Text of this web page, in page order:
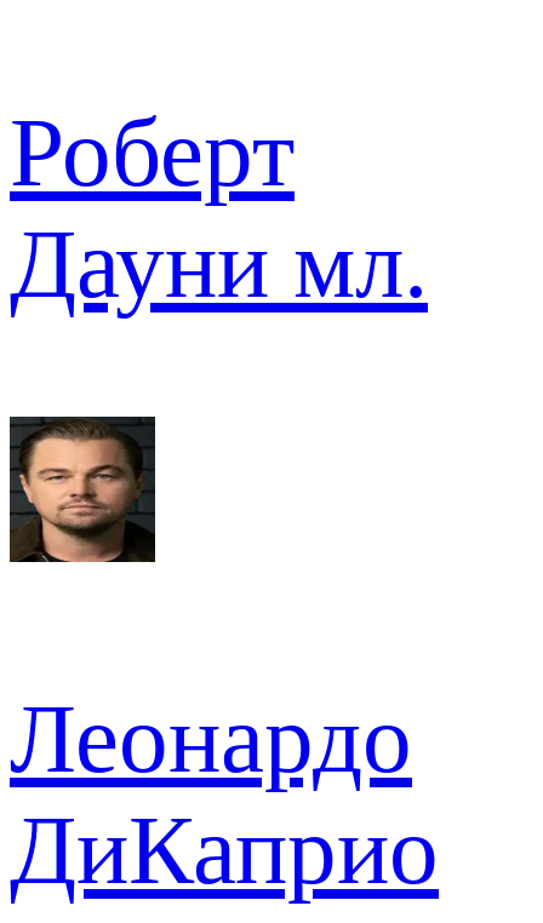
Роберт
Дауни мл.
Леонардо
ДиКаприо